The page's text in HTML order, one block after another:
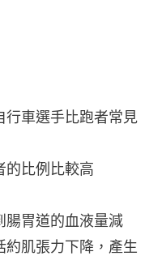
行車選手比跑者常見
的比例比較高
腸胃道的血液量減
約肌張力下降，產生